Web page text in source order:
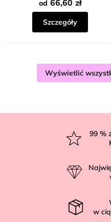
od 66,60 zł
Szczegóły
Wyświetlić
99 %
w